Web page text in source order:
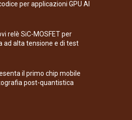
per applicazioni GPU AI
relè SiC-MOSFET per
ad alta tensione e di test
il primo chip mobile
post-quantistica